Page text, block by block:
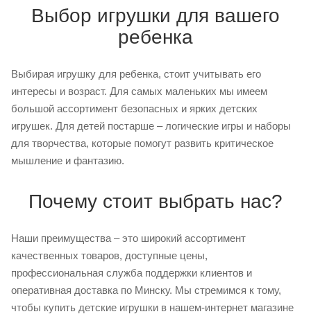
Выбор игрушки для вашего
ребенка
Выбирая игрушку для ребенка, стоит учитывать его
интересы и возраст. Для самых маленьких мы имеем
большой ассортимент безопасных и ярких детских
игрушек. Для детей постарше – логические игры и наборы
для творчества, которые помогут развить критическое
мышление и фантазию.
Почему стоит выбрать нас?
Наши преимущества – это широкий ассортимент
качественных товаров, доступные цены,
профессиональная служба поддержки клиентов и
оперативная доставка по Минску. Мы стремимся к тому,
чтобы купить детские игрушки в нашем-интернет магазине